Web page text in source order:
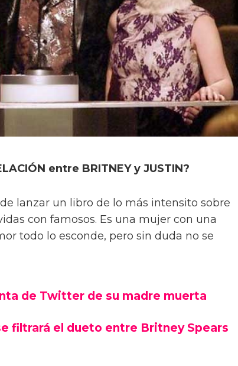
entre BRITNEY y JUSTIN?
lanzar un libro de lo más intensito sobre
con famosos. Es una mujer con una
todo lo esconde, pero sin duda no se
de Twitter de su madre muerta
filtrará el dueto entre Britney Spears